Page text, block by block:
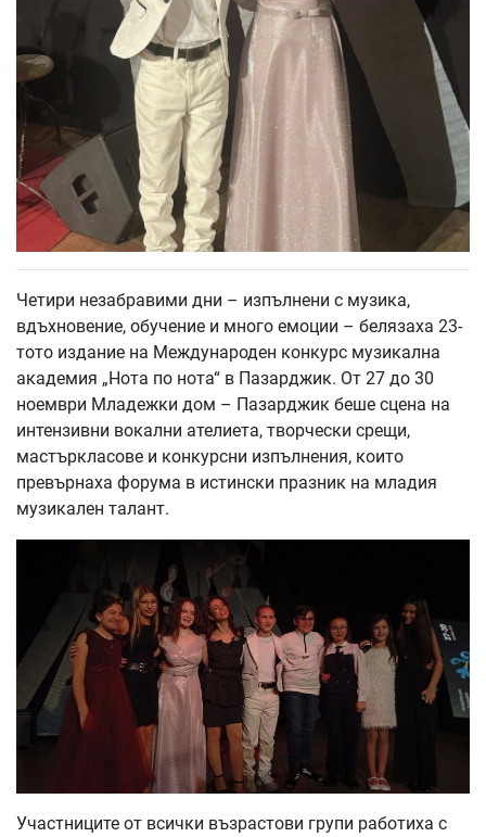
Четири незабравими дни – изпълнени с музика,
вдъхновение, обучение и много емоции – белязаха 23-
тото издание на Международен конкурс музикална
академия „Нота по нота“ в Пазарджик. От 27 до 30
ноември Младежки дом – Пазарджик беше сцена на
интензивни вокални ателиета, творчески срещи,
мастъркласове и конкурсни изпълнения, които
превърнаха форума в истински празник на младия
музикален талант.
Участниците от всички възрастови групи работиха с